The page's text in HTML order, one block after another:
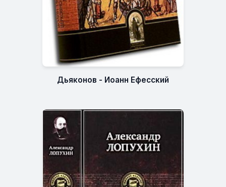
Дьяконов - Иоанн Ефесский